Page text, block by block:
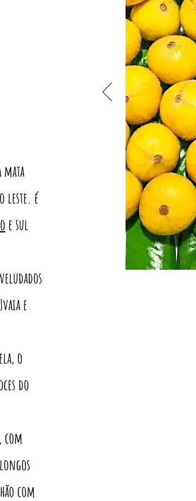
leste. é
e sul
e
o
do
com
com